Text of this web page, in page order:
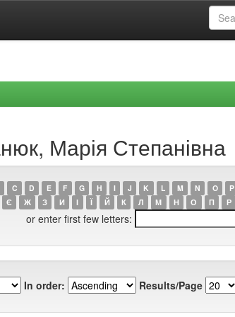
Марія Степанівна
C D E F G H I J K L M N O P
Є Ж З И І Ї Й К Л М Н О П Р
or enter first few letters:
In order: Results/Page